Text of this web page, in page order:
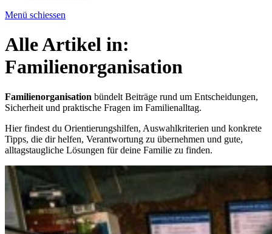
Menü schiessen
Alle Artikel in:
Familienorganisation
Familienorganisation bündelt Beiträge rund um Entscheidungen,
Sicherheit und praktische Fragen im Familienalltag.
Hier findest du Orientierungshilfen, Auswahlkriterien und konkrete
Tipps, die dir helfen, Verantwortung zu übernehmen und gute,
alltagstaugliche Lösungen für deine Familie zu finden.